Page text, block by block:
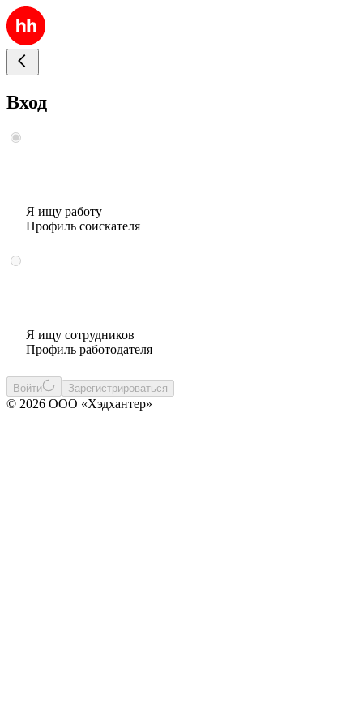
Вход
Я ищу работу
Профиль соискателя
Я ищу сотрудников
Профиль работодателя
Войти Зарегистрироваться
© 2026 ООО «Хэдхантер»